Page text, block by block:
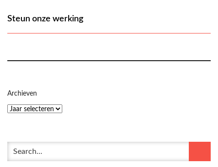
Steun onze werking
Archieven